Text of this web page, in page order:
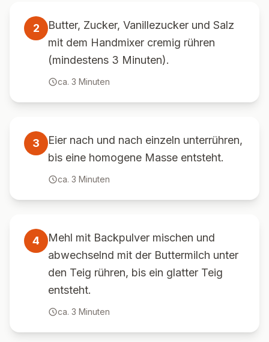
2
Butter, Zucker, Vanillezucker und Salz
mit dem Handmixer cremig rühren
(mindestens 3 Minuten).
ca. 3 Minuten
3
Eier nach und nach einzeln unterrühren,
bis eine homogene Masse entsteht.
ca. 3 Minuten
4
Mehl mit Backpulver mischen und
abwechselnd mit der Buttermilch unter
den Teig rühren, bis ein glatter Teig
entsteht.
ca. 3 Minuten